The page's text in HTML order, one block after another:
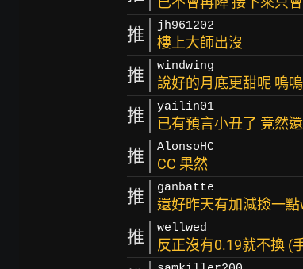
推 jh961202
樓上大師出沒
推 windwing
說好的月底更甜呢 嗚嗚
推 yailin01
已有預言小丑了 竟然
推 AlonsoHC
CC 果然
推 ganbatte
還好昨天有加減撿一
推 wellwed
反正沒有0.19就不換 (